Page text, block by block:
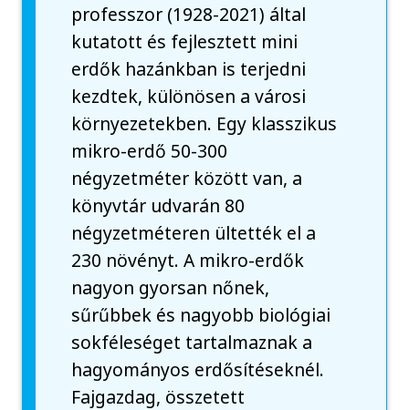
professzor (1928-2021) által
kutatott és fejlesztett mini
erdők hazánkban is terjedni
kezdtek, különösen a városi
környezetekben. Egy klasszikus
mikro-erdő 50-300
négyzetméter között van, a
könyvtár udvarán 80
négyzetméteren ültették el a
230 növényt. A mikro-erdők
nagyon gyorsan nőnek,
sűrűbbek és nagyobb biológiai
sokféleséget tartalmaznak a
hagyományos erdősítéseknél.
Fajgazdag, összetett